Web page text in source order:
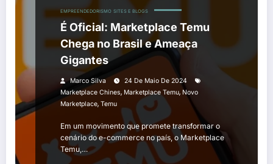
EMPREENDEDORISMO SITES E BLOGS
É Oficial: Marketplace Temu
Chega no Brasil e Ameaça
Gigantes
Marco Silva
24 De Maio De 2024
Marketplace Chines, Marketplace Temu, Novo
Marketplace, Temu
Em um movimento que promete transformar o
cenário do e-commerce no país, o Marketplace
Temu,…